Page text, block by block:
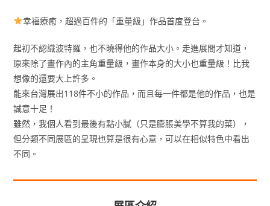
幸福療癒，超過百件的「重量級」作品首度登台。
起初不認識波特羅，也不曉得他的作品大小。走進展間才知道，
原來除了畫作內的主角重量級，畫作本身的大小也重量級！比我
想像的還要大上許多。
能來台灣展出118件不小的作品，而且每一件都是他的作品，也是
誠意十足！
雖然，我個人看到最後有點小膩（只是膨脹美學不算我的菜），
但分類不同展區的呈現也算是很有心意，可以在相似特色中看出
不同。